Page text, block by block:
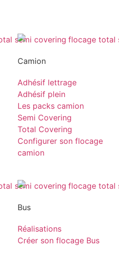
Camion
Adhésif lettrage
Adhésif plein
Les packs camion
Semi Covering
Total Covering
Configurer son flocage
camion
Bus
Réalisations
Créer son flocage Bus